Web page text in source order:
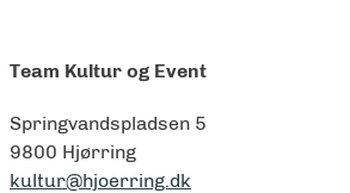
Team Kultur og Event
Springvandspladsen 5
9800 Hjørring
kultur@hjoerring.dk